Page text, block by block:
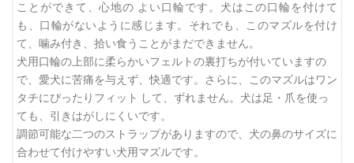
ことができて、心地の よい口輪です。犬はこの口輪を付けて
も、口輪がないように感じます。それでも、このマズルを付け
て、噛み付き、拾い食うことがまだできません。
犬用口輪の上部に柔らかいフェルトの裏打ちが付いていますの
で、愛犬に苦痛を与えず、快適です。さらに、このマズルはワン
タチにぴったりフィット して、ずれません。犬は足・爪を使っ
ても、引きはがしにくいです。
調節可能な二つのストラップがありますので、犬の鼻のサイズに
合わせて付けやすい犬用マズルです。